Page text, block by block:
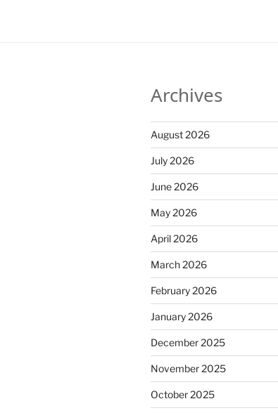
Archives
August 2026
July 2026
June 2026
May 2026
April 2026
March 2026
February 2026
January 2026
December 2025
November 2025
October 2025